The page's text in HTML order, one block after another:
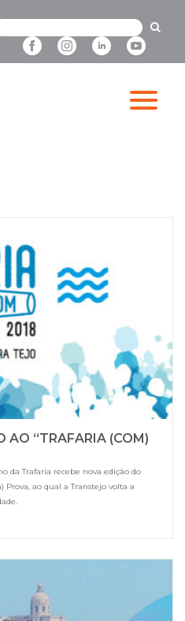
AO “TRAFARIA (COM)
da Trafaria recebe nova edição do
Prova, ao qual a Transtejo volta a